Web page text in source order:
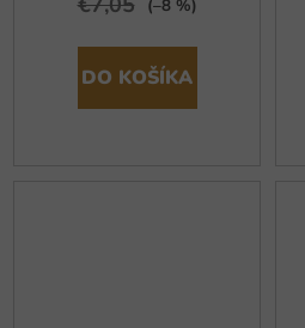
(–8 %)
DO KOŠÍKA